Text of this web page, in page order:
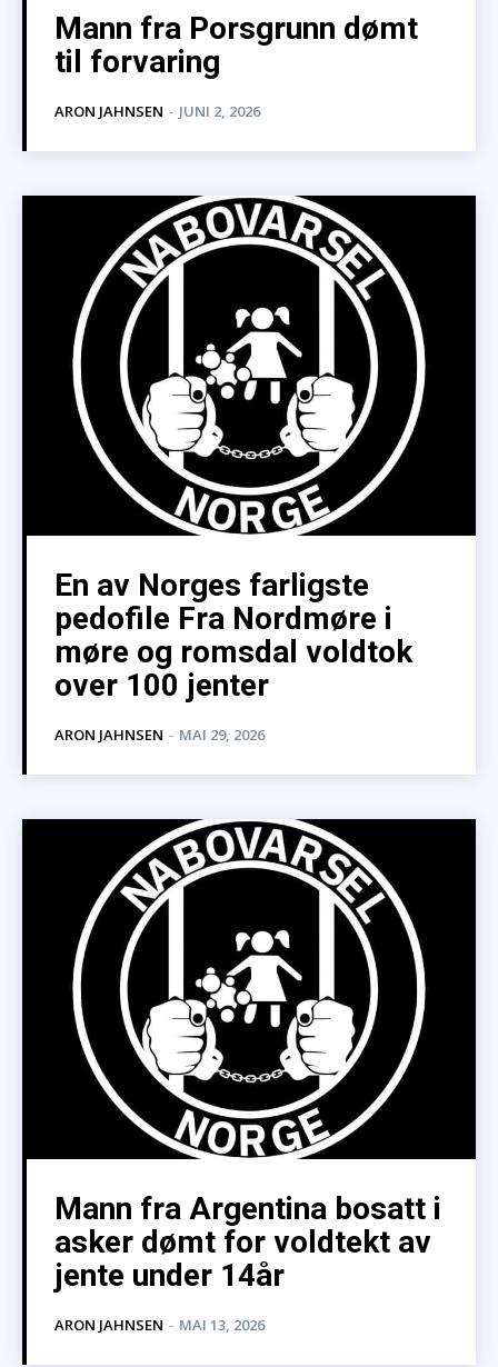
Mann fra Porsgrunn dømt
til forvaring
ARON JAHNSEN - JUNI 2, 2026
En av Norges farligste
pedofile Fra Nordmøre i
møre og romsdal voldtok
over 100 jenter
ARON JAHNSEN - MAI 29, 2026
Mann fra Argentina bosatt i
asker dømt for voldtekt av
jente under 14år
ARON JAHNSEN - MAI 13, 2026